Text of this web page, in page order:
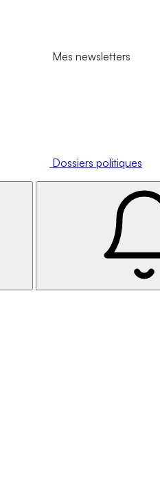
Mes newsletters
Dossiers politiques